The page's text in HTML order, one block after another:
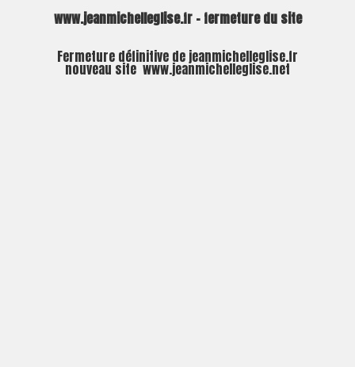
www.jeanmichelleglise.fr – fermeture du site
Fermeture définitive de jeanmichelleglise.fr
nouveau site www.jeanmichelleglise.net